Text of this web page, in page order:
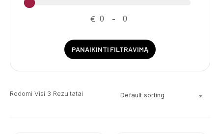
€ -
PANAIKINTI FILTRAVIMĄ
Rodomi Visi 3 Rezultatai